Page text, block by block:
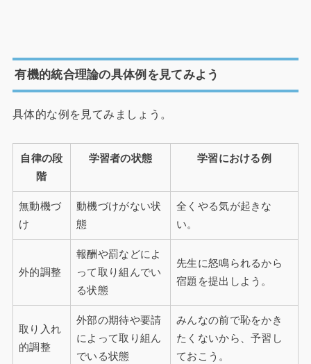
有機的統合理論の具体例を見てみよう
具体的な例を見てみましょう。
自律の段
階
学習者の状態 学習における例
無動機づ
け
動機づけがない状
態
全くやる気が起きな
い。
外的調整
報酬や罰などによ
って取り組んでい
る状態
先生に怒鳴られるから
宿題を提出しよう。
取り入れ
的調整
外部の期待や要請
によって取り組ん
でいる状態
みんなの前で恥をかき
たくないから、予習し
ておこう。